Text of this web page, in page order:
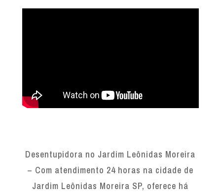
Desentupidora no Jardim Leônidas Moreira
– Com atendimento 24 horas na cidade de
Jardim Leônidas Moreira SP, oferece há